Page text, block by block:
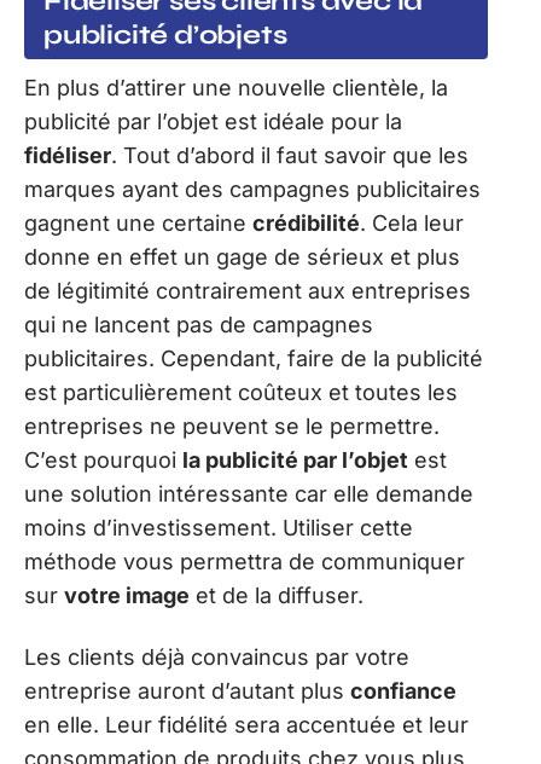
publicité d’objets
En plus d’attirer une nouvelle clientèle, la
publicité par l’objet est idéale pour la
fidéliser. Tout d’abord il faut savoir que les
marques ayant des campagnes publicitaires
gagnent une certaine crédibilité. Cela leur
donne en effet un gage de sérieux et plus
de légitimité contrairement aux entreprises
qui ne lancent pas de campagnes
publicitaires. Cependant, faire de la publicité
est particulièrement coûteux et toutes les
entreprises ne peuvent se le permettre.
C’est pourquoi la publicité par l’objet est
une solution intéressante car elle demande
moins d’investissement. Utiliser cette
méthode vous permettra de communiquer
sur votre image et de la diffuser.
Les clients déjà convaincus par votre
entreprise auront d’autant plus confiance
en elle. Leur fidélité sera accentuée et leur
consommation de produits chez vous plus